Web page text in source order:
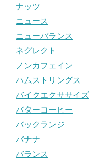
ナッツ
ニュース
ニューバランス
ネグレクト
ノンカフェイン
ハムストリングス
バイクエクササイズ
バターコーヒー
バックランジ
バナナ
バランス